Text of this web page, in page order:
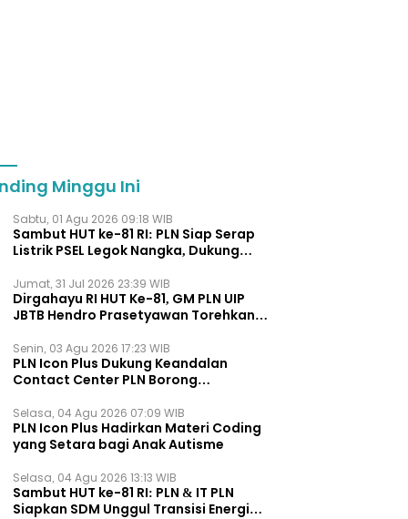
Minggu Ini
Sabtu, 01 Agu 2026 09:18 WIB
Sambut HUT ke-81 RI: PLN Siap Serap
Listrik PSEL Legok Nangka, Dukung
Jumat, 31 Jul 2026 23:39 WIB
Dirgahayu RI HUT Ke-81, GM PLN UIP
JBTB Hendro Prasetyawan Torehkan
Energi Regional.
Senin, 03 Agu 2026 17:23 WIB
PLN Icon Plus Dukung Keandalan
Contact Center PLN Borong
Selasa, 04 Agu 2026 07:09 WIB
PLN Icon Plus Hadirkan Materi Coding
yang Setara bagi Anak Autisme
Selasa, 04 Agu 2026 13:13 WIB
Sambut HUT ke-81 RI: PLN & IT PLN
Siapkan SDM Unggul Transisi Energi